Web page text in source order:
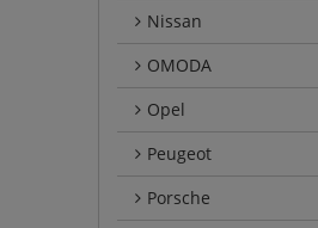
Nissan
OMODA
Opel
Peugeot
Porsche